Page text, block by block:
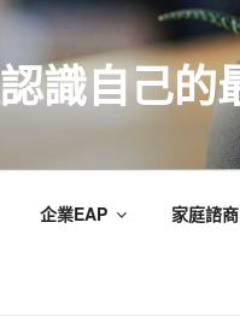
識自己的
企業EAP 家庭諮商